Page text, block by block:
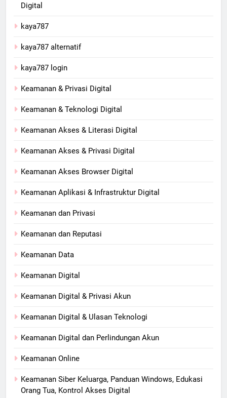
Digital
kaya787
kaya787 alternatif
kaya787 login
Keamanan & Privasi Digital
Keamanan & Teknologi Digital
Keamanan Akses & Literasi Digital
Keamanan Akses & Privasi Digital
Keamanan Akses Browser Digital
Keamanan Aplikasi & Infrastruktur Digital
Keamanan dan Privasi
Keamanan dan Reputasi
Keamanan Data
Keamanan Digital
Keamanan Digital & Privasi Akun
Keamanan Digital & Ulasan Teknologi
Keamanan Digital dan Perlindungan Akun
Keamanan Online
Keamanan Siber Keluarga, Panduan Windows, Edukasi
Orang Tua, Kontrol Akses Digital